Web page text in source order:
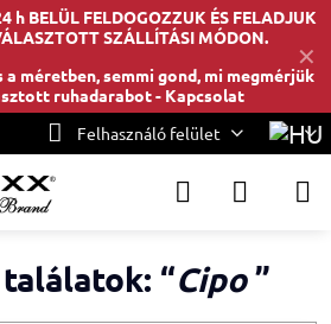
✕
h BELÜL FELDOGOZZUK ÉS FELADJUK
SZÁLLÍTÁSI MÓDON.
méretben, semmi gond, mi megmérjük
ruhadarabot - Kapcsolat
Felhasználó felület
“Cipo”